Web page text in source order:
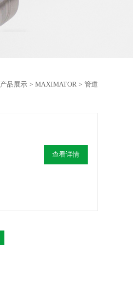
产品展示 > MAXIMATOR > 管道
查看详情